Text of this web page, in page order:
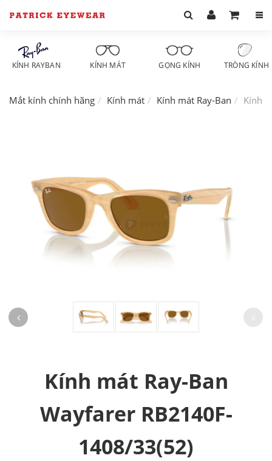
KÍNH RAYBAN KÍNH MÁT GỌNG KÍNH TRÒNG KÍNH
Mắt kính chính hãng Kính mát Kính mát Ray-Ban Kính
Kính mát Ray-Ban
Wayfarer RB2140F-
1408/33(52)